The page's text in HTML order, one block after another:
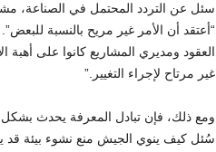
سئل عن التردد المحتمل في الصناعة،
“أعتقد أن الأمر غير مريح بالنسبة
العقود ومديري المشاريع كانوا على أهبة
غير مرتاح لإجراء التغيير.”
سُئل كيف ينوي الجيش منع نشوء بيئة قد